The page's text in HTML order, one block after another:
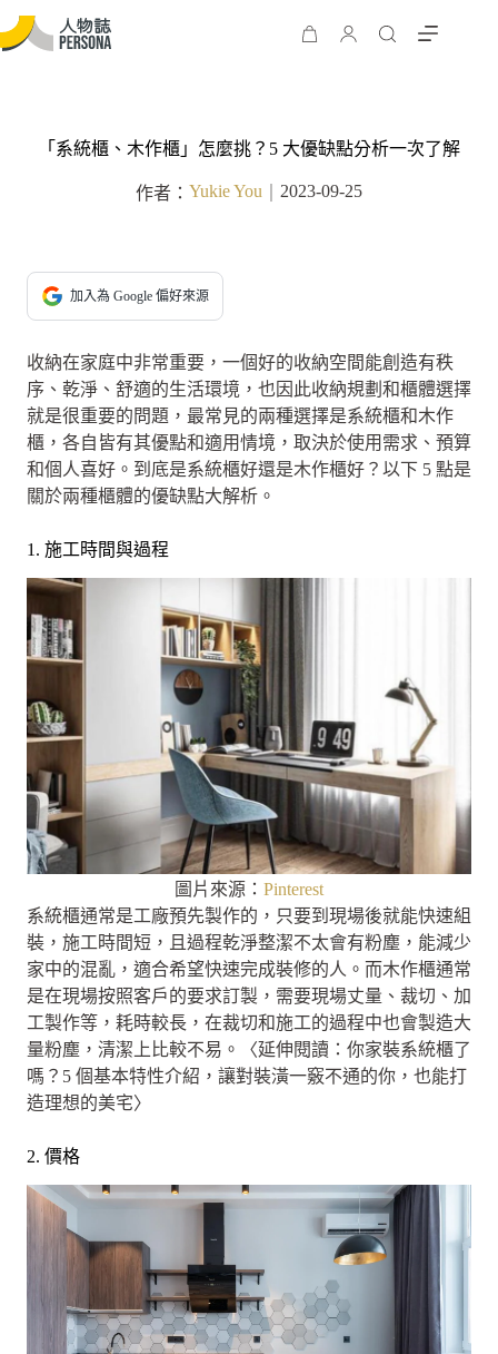
「系統櫃、木作櫃」怎麼挑？5 大優缺點分析一次了解
作者： Yukie You 2023-09-25
加入為 Google 偏好來源
收納在家庭中非常重要，一個好的收納空間能創造有秩
序、乾淨、舒適的生活環境，也因此收納規劃和櫃體選擇
就是很重要的問題，最常見的兩種選擇是系統櫃和木作
櫃，各自皆有其優點和適用情境，取決於使用需求、預算
和個人喜好。到底是系統櫃好還是木作櫃好？以下 5 點是
關於兩種櫃體的優缺點大解析。
1. 施工時間與過程
圖片來源： Pinterest
系統櫃通常是工廠預先製作的，只要到現場後就能快速組
裝，施工時間短，且過程乾淨整潔不太會有粉塵，能減少
家中的混亂，適合希望快速完成裝修的人。而木作櫃通常
是在現場按照客戶的要求訂製，需要現場丈量、裁切、加
工製作等，耗時較長，在裁切和施工的過程中也會製造大
量粉塵，清潔上比較不易。〈延伸閱讀：你家裝系統櫃了
嗎？5 個基本特性介紹，讓對裝潢一竅不通的你，也能打
造理想的美宅〉
2. 價格